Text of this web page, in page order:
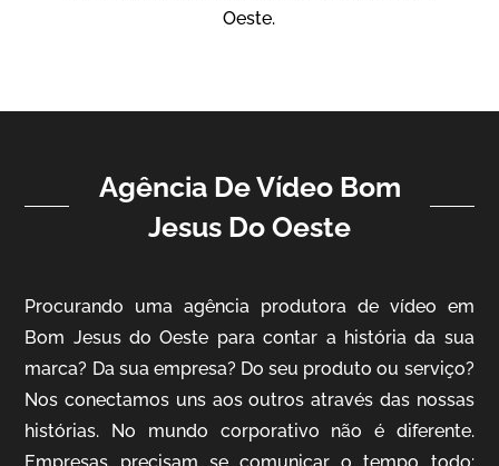
Oeste.
Agência De Vídeo Bom
Jesus Do Oeste
Procurando uma agência produtora de vídeo em
Bom Jesus do Oeste para contar a história da sua
marca? Da sua empresa? Do seu produto ou serviço?
Nos conectamos uns aos outros através das nossas
histórias. No mundo corporativo não é diferente.
Empresas precisam se comunicar o tempo todo: